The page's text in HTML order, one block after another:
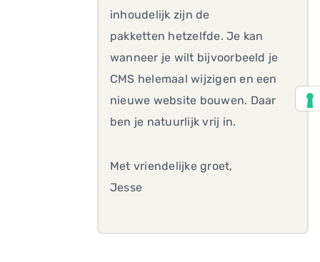
inhoudelijk zijn de
pakketten hetzelfde. Je kan
wanneer je wilt bijvoorbeeld je
CMS helemaal wijzigen en een
nieuwe website bouwen. Daar
ben je natuurlijk vrij in.
Met vriendelijke groet,
Jesse